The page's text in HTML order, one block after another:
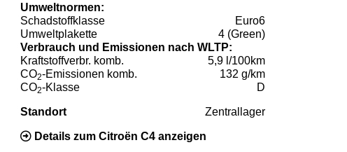
Umweltnormen:
Schadstoffklasse
Euro6
Umweltplakette
4 (Green)
Verbrauch und Emissionen nach WLTP:
Kraftstoffverbr. komb.
5,9 l/100km
CO2-Emissionen komb.
132 g/km
CO2-Klasse D
Standort Zentrallager
Details zum Citroën C4 anzeigen